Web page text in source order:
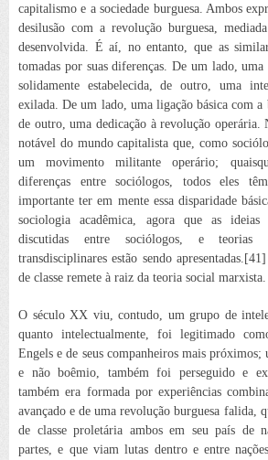
capitalismo e a sociedade burguesa. Ambos
desilusão com a revolução burguesa,
desenvolvida. É aí, no entanto, que as
tomadas por suas diferenças. De um lado,
solidamente estabelecida, de outro, uma
exilada. De um lado, uma ligação básica com a
de outro, uma dedicação à revolução operária.
notável do mundo capitalista que, como
um movimento militante operário;
diferenças entre sociólogos, todos eles
importante ter em mente essa disparidade
sociologia acadêmica, agora que as ideias
discutidas entre sociólogos, e teorias
transdisciplinares estão sendo
de classe remete à raiz da teoria social marxista.
O século XX viu, contudo, um grupo de
quanto intelectualmente, foi legitimado
Engels e de seus companheiros mais
e não boêmio, também foi perseguido e
também era formada por experiências
avançado e de uma revolução burguesa falida,
de classe proletária ambos em seu país de
partes, e que viam lutas dentro e entre